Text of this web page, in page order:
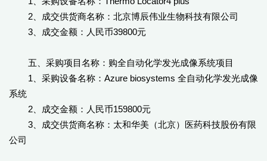
2、成交供货商名称：北京博辰伟业生物科技有限公司
3、成交金额：人民币39800元
五、采购项目名称：购全自动化学发光成像系统项目
1、采购设备名称：Azure biosystems 全自动化学发光成像
系统
2、成交金额：人民币159800元
3、成交供货商名称：太和华美（北京）医药科技股份有限
公司